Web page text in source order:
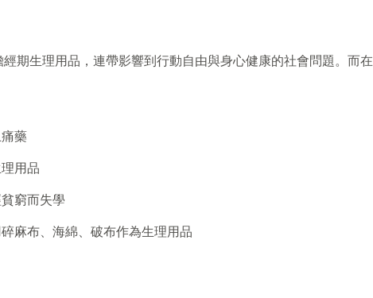
期生理用品，連帶影響到行動自由與身心健康的社會問題。而在
藥
用品
窮而失學
麻布、海綿、破布作為生理用品